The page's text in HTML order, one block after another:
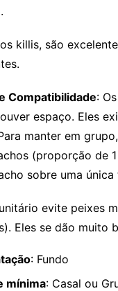
killis, são
Compatibilidade:
espaço. Eles
manter em
(proporção de
sobre uma única
evite peixes
Eles se dão muito
: Fundo
mínima: Casal ou